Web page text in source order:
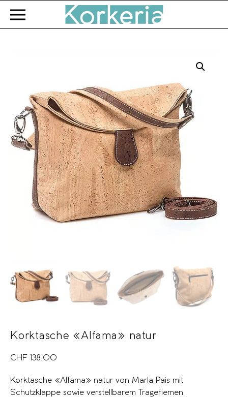
Zum Hauptinhalt springen
Korktasche «Alfama» natur
CHF 138.00
Korktasche «Alfama» natur von Marla Pais mit
Schutzklappe sowie verstellbarem Trageriemen.